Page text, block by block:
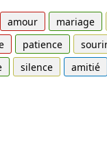
amour mariage
patience
silence amitié